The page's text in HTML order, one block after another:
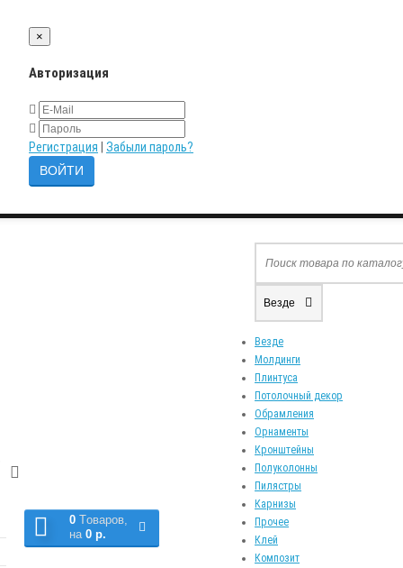
×
Авторизация
Регистрация Забыли пароль?
0 Tоваров,
на0 р.
Везде
Везде
Молдинги
Плинтуса
Потолочный декор
Обрамления
Орнаменты
Кронштейны
Полуколонны
Пилястры
Карнизы
Прочее
Клей
Композит